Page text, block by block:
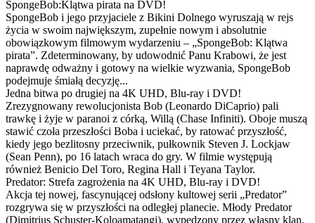
SpongeBob:Klątwa pirata na DVD!
SpongeBob i jego przyjaciele z Bikini Dolnego wyruszają w rejs
życia w swoim największym, zupełnie nowym i absolutnie
obowiązkowym filmowym wydarzeniu – „SpongeBob: Klątwa
pirata”. Zdeterminowany, by udowodnić Panu Krabowi, że jest
naprawdę odważny i gotowy na wielkie wyzwania, SpongeBob
podejmuje śmiałą decyzję...
Jedna bitwa po drugiej na 4K UHD, Blu-ray i DVD!
Zrezygnowany rewolucjonista Bob (Leonardo DiCaprio) pali
trawkę i żyje w paranoi z córką, Willą (Chase Infiniti). Oboje muszą
stawić czoła przeszłości Boba i uciekać, by ratować przyszłość,
kiedy jego bezlitosny przeciwnik, pułkownik Steven J. Lockjaw
(Sean Penn), po 16 latach wraca do gry. W filmie występują
również Benicio Del Toro, Regina Hall i Teyana Taylor.
Predator: Strefa zagrożenia na 4K UHD, Blu-ray i DVD!
Akcja tej nowej, fascynującej odsłony kultowej serii „Predator”
rozgrywa się w przyszłości na odległej planecie. Młody Predator
(Dimitrius Schuster-Koloamatangi), wypędzony przez własny klan,